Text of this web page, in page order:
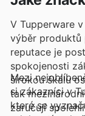
V Tupperware
výběr produktů
reputace je
spokojenosti
širokou škálu
tak
zaručují
Mezi
si zákazníci v
které se